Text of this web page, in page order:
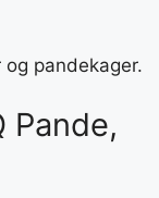
pandekager.
Pande,